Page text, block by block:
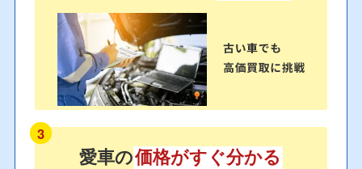
3
愛車の価格がすぐ分かる